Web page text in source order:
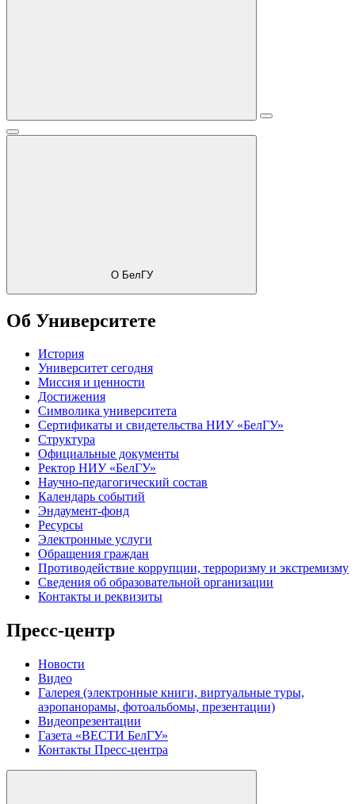
О БелГУ
Об Университете
История
Университет сегодня
Миссия и ценности
Достижения
Символика университета
Сертификаты и свидетельства НИУ «БелГУ»
Структура
Официальные документы
Ректор НИУ «БелГУ»
Научно-педагогический состав
Календарь событий
Эндаумент-фонд
Ресурсы
Электронные услуги
Обращения граждан
Противодействие коррупции, терроризму и экстремизму
Сведения об образовательной организации
Контакты и реквизиты
Пресс-центр
Новости
Видео
Галерея (электронные книги, виртуальные туры,
аэропанорамы, фотоальбомы, презентации)
Видеопрезентации
Газета «ВЕСТИ БелГУ»
Контакты Пресс-центра